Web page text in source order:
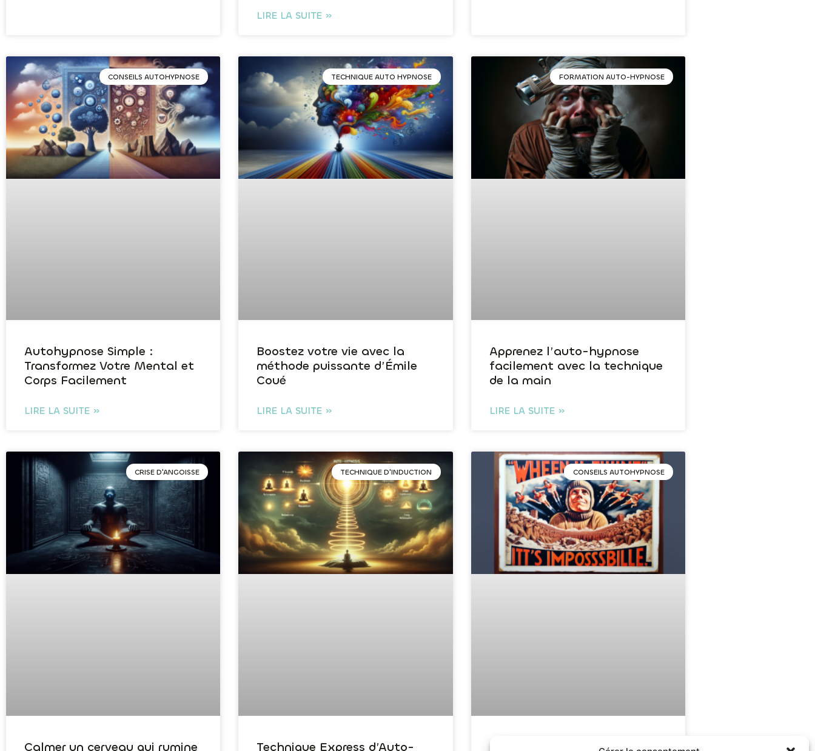
LIRE LA SUITE »
CONSEILS AUTOHYPNOSE
Autohypnose Simple :
Transformez Votre Mental et
Corps Facilement
LIRE LA SUITE »
TECHNIQUE AUTO HYPNOSE
Boostez votre vie avec la
méthode puissante d’Émile
Coué
LIRE LA SUITE »
FORMATION AUTO-HYPNOSE
Apprenez l’auto-hypnose
facilement avec la technique
de la main
LIRE LA SUITE »
CRISE D'ANGOISSE
Calmer un cerveau qui rumine
TECHNIQUE D'INDUCTION
Technique Express d’Auto-
CONSEILS AUTOHYPNOSE
Dépasser l’impossible :